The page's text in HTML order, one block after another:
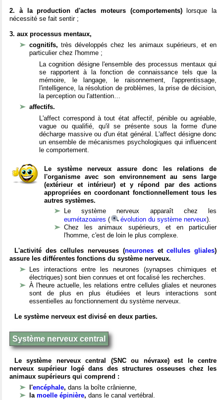
2. à la production d'actes moteurs (comportements)lorsque la
nécessité se fait sentir ;
3. aux processus mentaux,
cognitifs,très développés chez les animaux supérieurs, et en
particulier chez l'homme ;
La cognition désigne l'ensemble des processus mentaux qui
se rapportent à la fonction de connaissance tels que la
mémoire, le langage, le raisonnement, l'apprentissage,
l'intelligence, la résolution de problèmes, la prise de décision,
la perception ou l'attention…
affectifs.
L'affect correspond à tout état affectif, pénible ou agréable,
vague ou qualifié, qu'il se présente sous la forme d'une
décharge massive ou d'un état général. L'affect désigne donc
un ensemble de mécanismes psychologiques qui influencent
le comportement.
Le système nerveux assure donc les relations de
l'organisme avec son environnement au sens large
(extérieur et intérieur) et y répond par des actions
appropriées en coordonant fonctionnellement tous les
autres systèmes.
Le système nerveux apparaît chez les
eumétazoaires ( évolution du système nerveux).
Chez les animaux supérieurs, et en particulier
l'homme, c'est de loin le plus complexe.
L'activité des cellules nerveuses (neuronesetcellules gliales)
assure les différentes fonctions du système nerveux.
Les interactions entre les neurones (synapses chimiques et
électriques) sont bien connues et ont focalisé les recherches.
À l'heure actuelle, les relations entre cellules gliales et neurones
sont de plus en plus étudiées et leurs interactions sont
essentielles au fonctionnement du système nerveux.
Le système nerveux est divisé en deux parties.
Système nerveux central
Le système nerveux central (SNC ou névraxe) est le centre
nerveux supérieur logé dans des structures osseuses chez les
animaux supérieurs qui comprend :
l'encéphale, dans la boîte crânienne,
la moelle épinière, dans le canal vertébral.